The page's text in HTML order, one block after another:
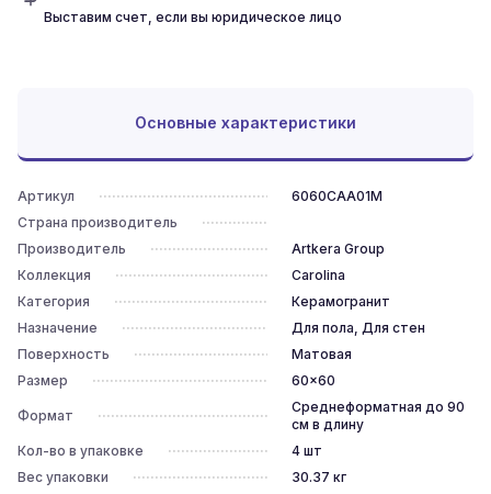
Выставим счет, если вы юридическое лицо
Основные характеристики
Артикул
6060CAA01M
Страна производитель
Производитель
Artkera Group
Коллекция
Carolina
Категория
Керамогранит
Назначение
Для пола, Для стен
Поверхность
Матовая
Размер
60x60
Формат
Среднеформатная до 90
см в длину
Кол-во в упаковке
4шт
Вес упаковки
30.37 кг